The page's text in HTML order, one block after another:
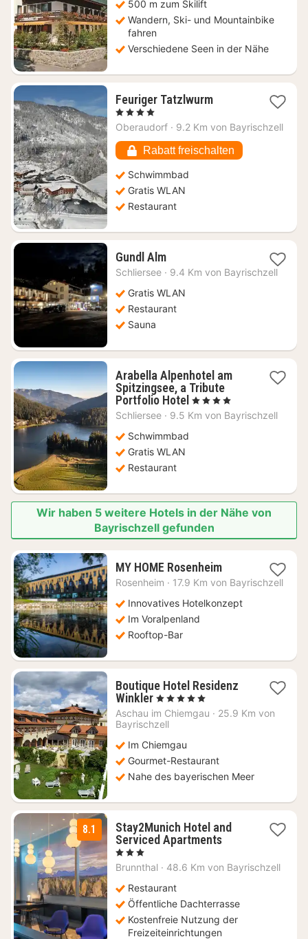
500 m zum Skilift
Wandern, Ski- und Mountainbike
fahren
Verschiedene Seen in der Nähe
Feuriger Tatzlwurm1
ab
138,32
€
, 4 Sterne
Oberaudorf · 9.2 Km von Bayrischzell
Rabatt freischalten
Schwimmbad
Gratis WLAN
Restaurant
Gundl Alm1
Nacht
106,76
€
Schliersee · 9.4 Km von Bayrischzell
Gratis WLAN
Restaurant
Sauna
Arabella Alpenhotel am
Spitzingsee, a Tribute
Portfolio Hotel 1
Nacht
, 4 Sterne
Schliersee · 9.5 Km von Bayrischzell
Schwimmbad
Gratis WLAN
Restaurant
Wir haben 5 weitere Hotels in der Nähe von
Bayrischzell gefunden
MY HOME Rosenheim1
Nacht
95
Rosenheim · 17.9 Km von Bayrischzell
Innovatives Hotelkonzept
Im Voralpenland
Rooftop-Bar
Boutique Hotel Residenz
Winkler1
Nacht
ab
€
, 5 Sterne
Aschau im Chiemgau · 25.9 Km von
Bayrischzell
Im Chiemgau
Gourmet-Restaurant
Nahe des bayerischen Meer
8.1
Stay2Munich Hotel and
Serviced Apartments1
ab
, 3 Sterne
Brunnthal · 48.6 Km von Bayrischzell
Restaurant
Öffentliche Dachterrasse
Kostenfreie Nutzung der
Freizeiteinrichtungen